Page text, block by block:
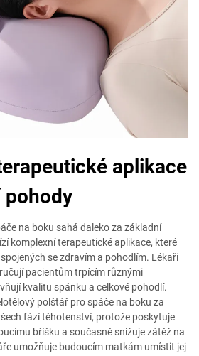
aplikace
pohody
na boku sahá daleko za základní
komplexní terapeutické aplikace, které
se zdravím a pohodlím. Lékaři
pacientům trpícím různými
kvalitu spánku a celkové pohodlí.
polštář pro spáče na boku za
fází těhotenství, protože poskytuje
bříšku a současně snižuje zátěž na
umožňuje budoucím matkám umístit jej